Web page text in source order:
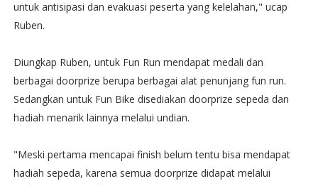
untuk antisipasi dan evakuasi peserta yang kelelahan," ucap
Ruben.
Diungkap Ruben, untuk Fun Run mendapat medali dan
berbagai doorprize berupa berbagai alat penunjang fun run.
Sedangkan untuk Fun Bike disediakan doorprize sepeda dan
hadiah menarik lainnya melalui undian.
"Meski pertama mencapai finish belum tentu bisa mendapat
hadiah sepeda, karena semua doorprize didapat melalui